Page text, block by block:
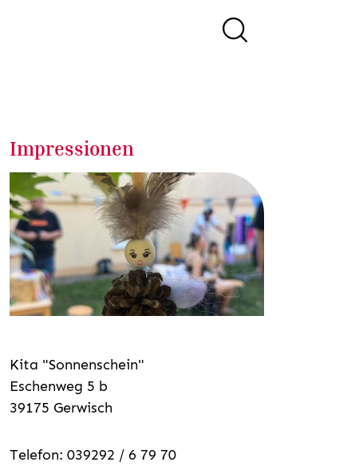
Impressionen
Kita "Sonnenschein"
Eschenweg 5 b
39175 Gerwisch
Telefon: 039292 / 6 79 70